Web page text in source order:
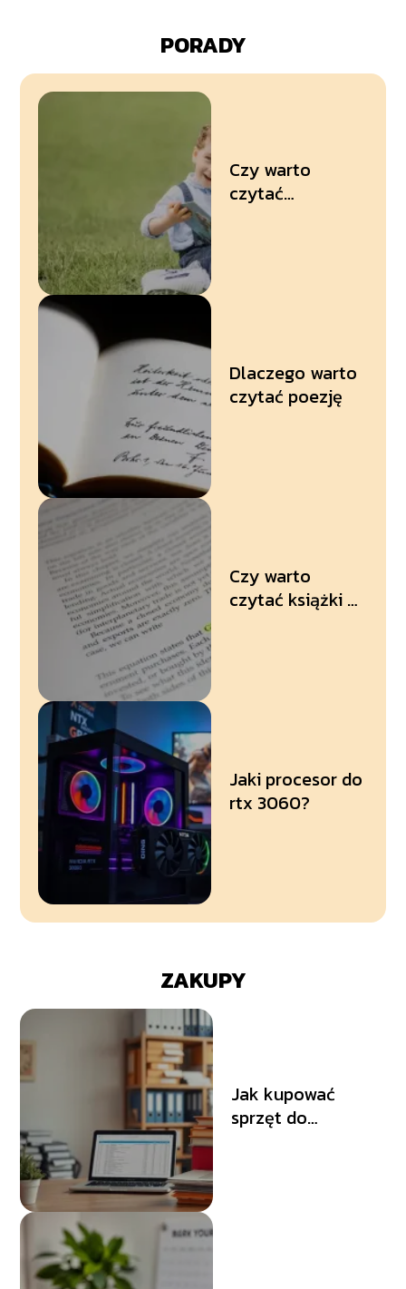
PORADY
Czy warto
czytać
Dlaczego warto
czytać poezję
Czy warto
czytać książki o
Jaki procesor do
rtx 3060?
ZAKUPY
Jak kupować
sprzęt do